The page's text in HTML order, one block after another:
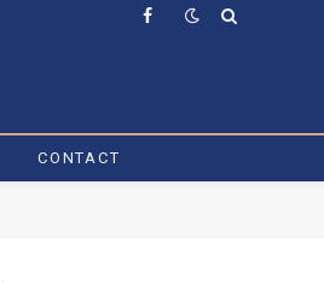
Facebook
CONTACT